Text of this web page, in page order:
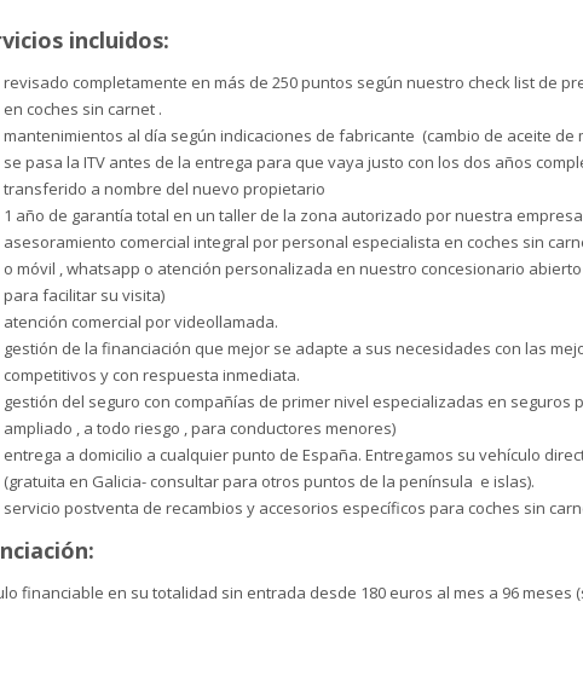
incluidos:
revisado completamente en más de 250 puntos según nuestro check list de
en coches sin carnet .
mantenimientos al día según indicaciones de fabricante (cambio de aceite
se pasa la ITV antes de la entrega para que vaya justo con los dos años
transferido a nombre del nuevo propietario
1 año de garantía total en un taller de la zona autorizado por nuestra
asesoramiento comercial integral por personal especialista en coches sin
o móvil , whatsapp o atención personalizada en nuestro concesionario
para facilitar su visita)
atención comercial por videollamada.
gestión de la financiación que mejor se adapte a sus necesidades con las
competitivos y con respuesta inmediata.
gestión del seguro con compañías de primer nivel especializadas en seguros
ampliado , a todo riesgo , para conductores menores)
entrega a domicilio a cualquier punto de España. Entregamos su vehículo
(gratuita en Galicia- consultar para otros puntos de la península e islas).
servicio postventa de recambios y accesorios específicos para coches sin
financiable en su totalidad sin entrada desde 180 euros al mes a 96 meses